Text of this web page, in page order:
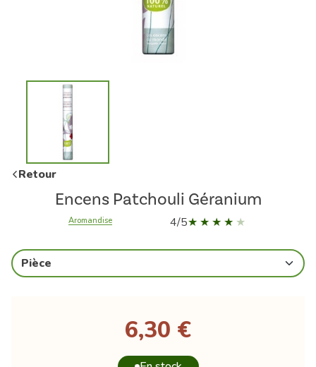
Retour
Encens Patchouli Géranium
Aromandise 4/5
Pièce
6,30 €